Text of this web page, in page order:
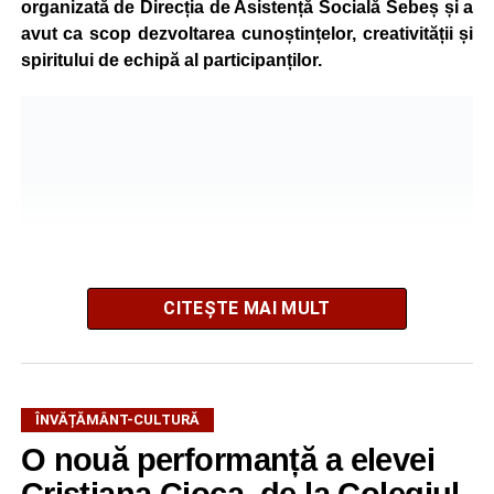
organizată de Direcția de Asistență Socială Sebeș și a
avut ca scop dezvoltarea cunoștințelor, creativității și
spiritului de echipă al participanților.
tematice variate. În cadrul atelierului de ecologie, intitulat
„Mici Ecologiști”, aceștia au învățat despre protejarea
mediului și despre importanța adoptării unor
CITEȘTE MAI MULT
ÎNVĂȚĂMÂNT-CULTURĂ
O nouă performanță a elevei